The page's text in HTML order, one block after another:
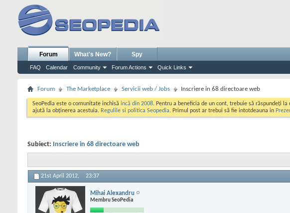
Forum
FAQ Calendar Community Forum Actions Quick Links
What's New? Spy
Forum The Marketplace Servicii web / Jobs Inscriere in 68 directoare web
SeoPedia este o comunitate inchisă incă din 2008. Pentru a beneficia de un cont, trebuie să răspundeți
ajută la obținerea acestuia. Regulile si politica Seopedia. Primul post ar trebui să fie intotdeauna in
Subiect: Inscriere in 68 directoare web
21st April 2012, 23:37
Mihai Alexandru
Membru SeoPedia